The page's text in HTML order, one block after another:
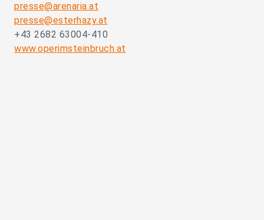
presse@arenaria.at
presse@esterhazy.at
+43 2682 63004-410
www.operimsteinbruch.at